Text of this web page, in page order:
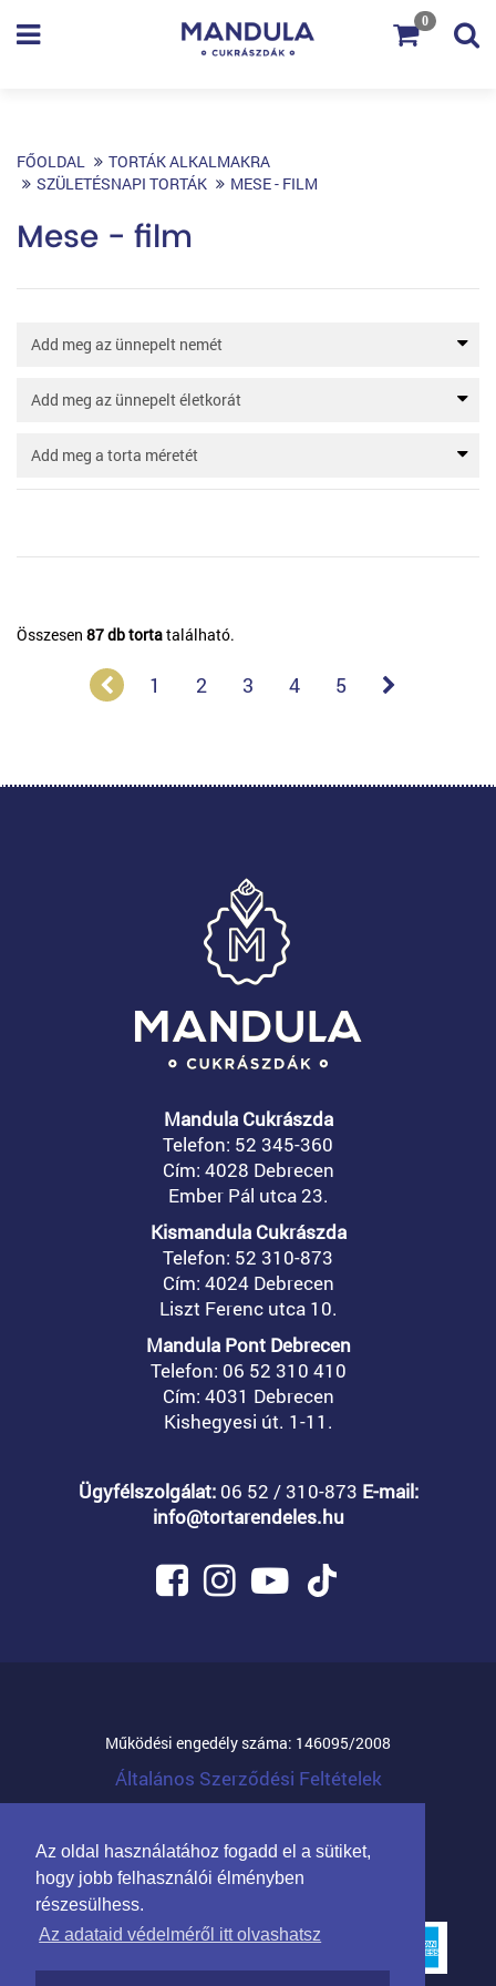
Az oldal használatához fogadd el a sütiket,
hogy jobb felhasználói élményben
részesülhess.
Az adataid védelméről itt olvashatsz
0
FŐOLDAL
TORTÁK ALKALMAKRA
SZÜLETÉSNAPI TORTÁK
MESE - FILM
Mese - film
Összesen 87 db tortatalálható.
1 2 3 4 5
Mandula Cukrászda
Telefon: 52 345-360
Cím: 4028 Debrecen
Ember Pál utca 23.
Kismandula Cukrászda
Telefon: 52 310-873
Cím: 4024 Debrecen
Liszt Ferenc utca 10.
Mandula Pont Debrecen
Telefon: 06 52 310 410
Cím: 4031 Debrecen
Kishegyesi út. 1-11.
Ügyfélszolgálat:06 52 / 310-873 E-mail:
info@tortarendeles.hu
Működési engedély száma: 146095/2008
Általános Szerződési Feltételek
Partnerprogram cégeknek